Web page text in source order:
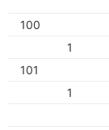
100
1
101
1